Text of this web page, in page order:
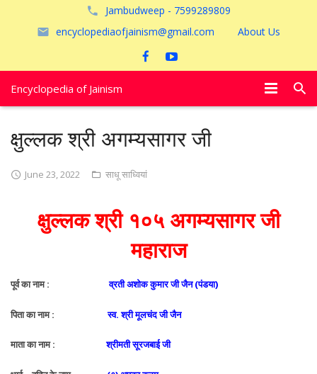
Jambudweep - 7599289809
encyclopediaofjainism@gmail.com
About Us
Encyclopedia of Jainism
पूजायें
अयोध्या
क्षुल्लक श्री अगम्यसागर जी
June 23, 2022 साधू साध्वियां
क्षुल्लक श्री १०५ अगम्यसागर जी
महाराज
पूर्व का नाम :व्रती अशोक कुमार जी जैन (पंडया)
पिता का नाम :स्व. श्री मूलचंद जी जैन
माता का नाम :श्रीमती सूरजबाई जी